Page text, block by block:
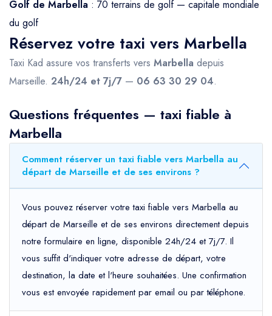
Golf de Marbella : 70 terrains de golf — capitale mondiale
du golf
Réservez votre taxi vers Marbella
Taxi Kad assure vos transferts vers Marbella depuis
Marseille. 24h/24 et 7j/7 — 06 63 30 29 04.
Questions fréquentes — taxi fiable à
Marbella
Comment réserver un taxi fiable vers Marbella au
départ de Marseille et de ses environs ?
Vous pouvez réserver votre taxi fiable vers Marbella au
départ de Marseille et de ses environs directement depuis
notre formulaire en ligne, disponible 24h/24 et 7j/7. Il
vous suffit d'indiquer votre adresse de départ, votre
destination, la date et l'heure souhaitées. Une confirmation
vous est envoyée rapidement par email ou par téléphone.